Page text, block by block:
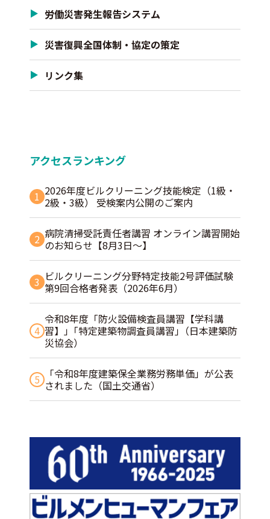
労働災害発生報告システム
災害復興全国体制・協定の策定
リンク集
アクセスランキング
1 2026年度ビルクリーニング技能検定（1級・
2級・3級） 受検案内公開のご案内
2 病院清掃受託責任者講習 オンライン講習開始
のお知らせ【8月3日～】
3 ビルクリーニング分野特定技能2号評価試験
第9回合格者発表（2026年6月）
4
令和8年度「防火設備検査員講習【学科講
習】」｢特定建築物調査員講習｣（日本建築防
災協会）
5
「令和8年度建築保全業務労務単価」が公表
されました（国土交通省）